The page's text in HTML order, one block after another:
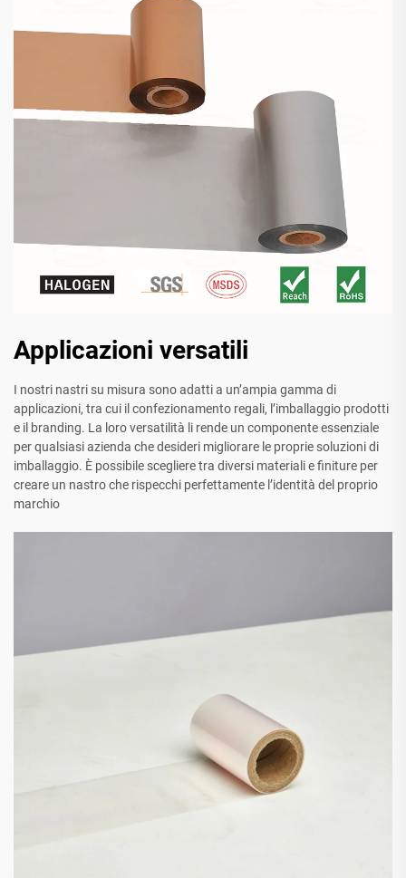
Applicazioni versatili
I nostri nastri su misura sono adatti a un’ampia gamma di
applicazioni, tra cui il confezionamento regali, l’imballaggio prodotti
e il branding. La loro versatilità li rende un componente essenziale
per qualsiasi azienda che desideri migliorare le proprie soluzioni di
imballaggio. È possibile scegliere tra diversi materiali e finiture per
creare un nastro che rispecchi perfettamente l’identità del proprio
marchio